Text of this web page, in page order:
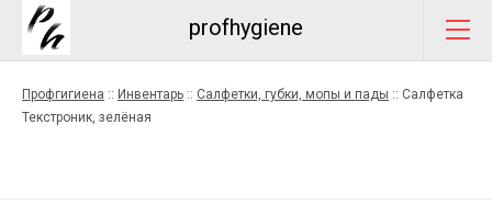
profhygiene
Профгигиена :: Инвентарь :: Салфетки, губки, мопы и пады :: Салфетка
Текстроник, зелёная